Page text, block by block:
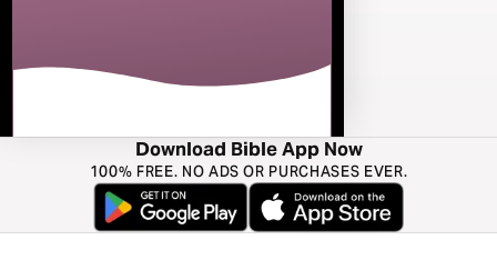
Download Bible App Now
100% FREE. NO ADS OR PURCHASES EVER.